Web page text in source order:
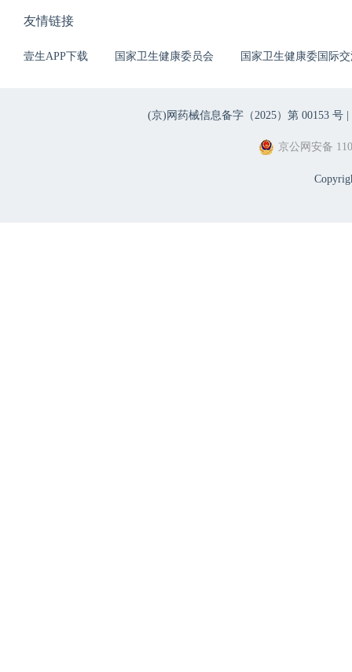
友情链接
壹生APP下载 国家卫生健康委员会 国家卫生健康委国际
(京)网药械信息备字（2025）第 00153 号 |
京公网安备